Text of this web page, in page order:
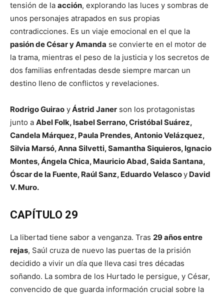
tensión de la acción, explorando las luces y sombras de
unos personajes atrapados en sus propias
contradicciones. Es un viaje emocional en el que la
pasión de César y Amanda se convierte en el motor de
la trama, mientras el peso de la justicia y los secretos de
dos familias enfrentadas desde siempre marcan un
destino lleno de conflictos y revelaciones.
Rodrigo Guirao yÁstrid Janer son los protagonistas
junto a Abel Folk, Isabel Serrano, Cristóbal Suárez,
Candela Márquez, Paula Prendes, Antonio Velázquez,
Silvia Marsó, Anna Silvetti, Samantha Siquieros, Ignacio
Montes, Ángela Chica, Mauricio Abad, Saida Santana,
Óscar de la Fuente, Raúl Sanz, Eduardo Velascoy David
V. Muro.
CAPÍTULO 29
La libertad tiene sabor a venganza. Tras 29 años entre
rejas, Saúl cruza de nuevo las puertas de la prisión
decidido a vivir un día que lleva casi tres décadas
soñando. La sombra de los Hurtado le persigue, y César,
convencido de que guarda información crucial sobre la